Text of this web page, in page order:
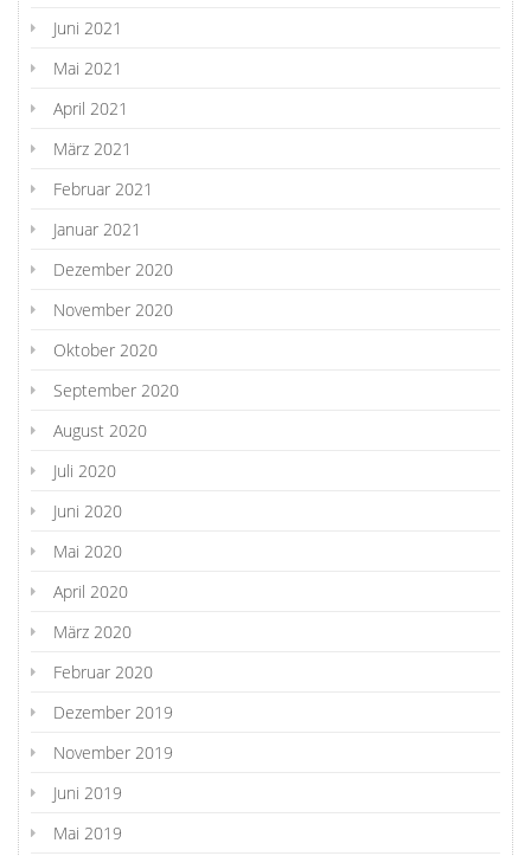
Juni 2021
Mai 2021
April 2021
März 2021
Februar 2021
Januar 2021
Dezember 2020
November 2020
Oktober 2020
September 2020
August 2020
Juli 2020
Juni 2020
Mai 2020
April 2020
März 2020
Februar 2020
Dezember 2019
November 2019
Juni 2019
Mai 2019